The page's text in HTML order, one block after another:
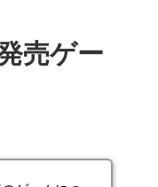
売ゲー